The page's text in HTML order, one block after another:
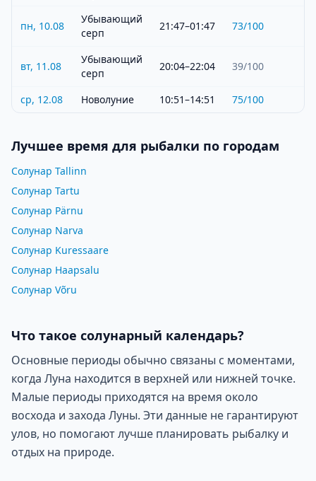
пн, 10.08
Убывающий
серп
21:47–01:47 73/100
вт, 11.08
Убывающий
серп
20:04–22:04 39/100
ср, 12.08 Новолуние 10:51–14:51 75/100
Лучшее время для рыбалки по городам
Солунар Tallinn
Солунар Tartu
Солунар Pärnu
Солунар Narva
Солунар Kuressaare
Солунар Haapsalu
Солунар Võru
Что такое солунарный календарь?
Основные периоды обычно связаны с моментами,
когда Луна находится в верхней или нижней точке.
Малые периоды приходятся на время около
восхода и захода Луны. Эти данные не гарантируют
улов, но помогают лучше планировать рыбалку и
отдых на природе.